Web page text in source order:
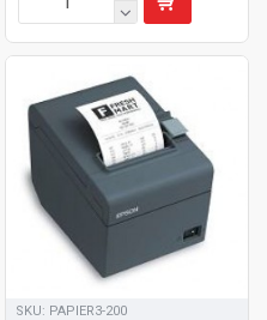
SKU: PAPIER3-200